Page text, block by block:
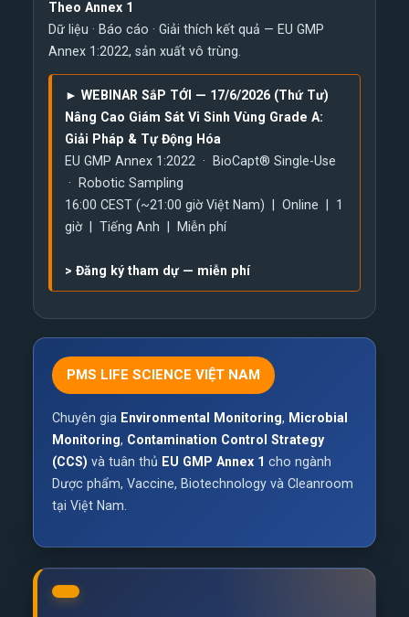
Theo Annex 1
Dữ liệu · Báo cáo · Giải thích kết quả — EU GMP
Annex 1:2022, sản xuất vô trùng.
► WEBINAR SắP TỚI — 17/6/2026 (Thứ Tư)
Nâng Cao Giám Sát Vi Sinh Vùng Grade A:
Giải Pháp & Tự Động Hóa
EU GMP Annex 1:2022 · BioCapt® Single-Use
· Robotic Sampling
16:00 CEST (~21:00 giờ Việt Nam) | Online | 1
giờ | Tiếng Anh | Miễn phí
> Đăng ký tham dự — miễn phí
PMS LIFE SCIENCE VIỆT NAM
Chuyên gia Environmental Monitoring, Microbial
Monitoring, Contamination Control Strategy
(CCS) và tuân thủ EU GMP Annex 1 cho ngành
Dược phẩm, Vaccine, Biotechnology và Cleanroom
tại Việt Nam.